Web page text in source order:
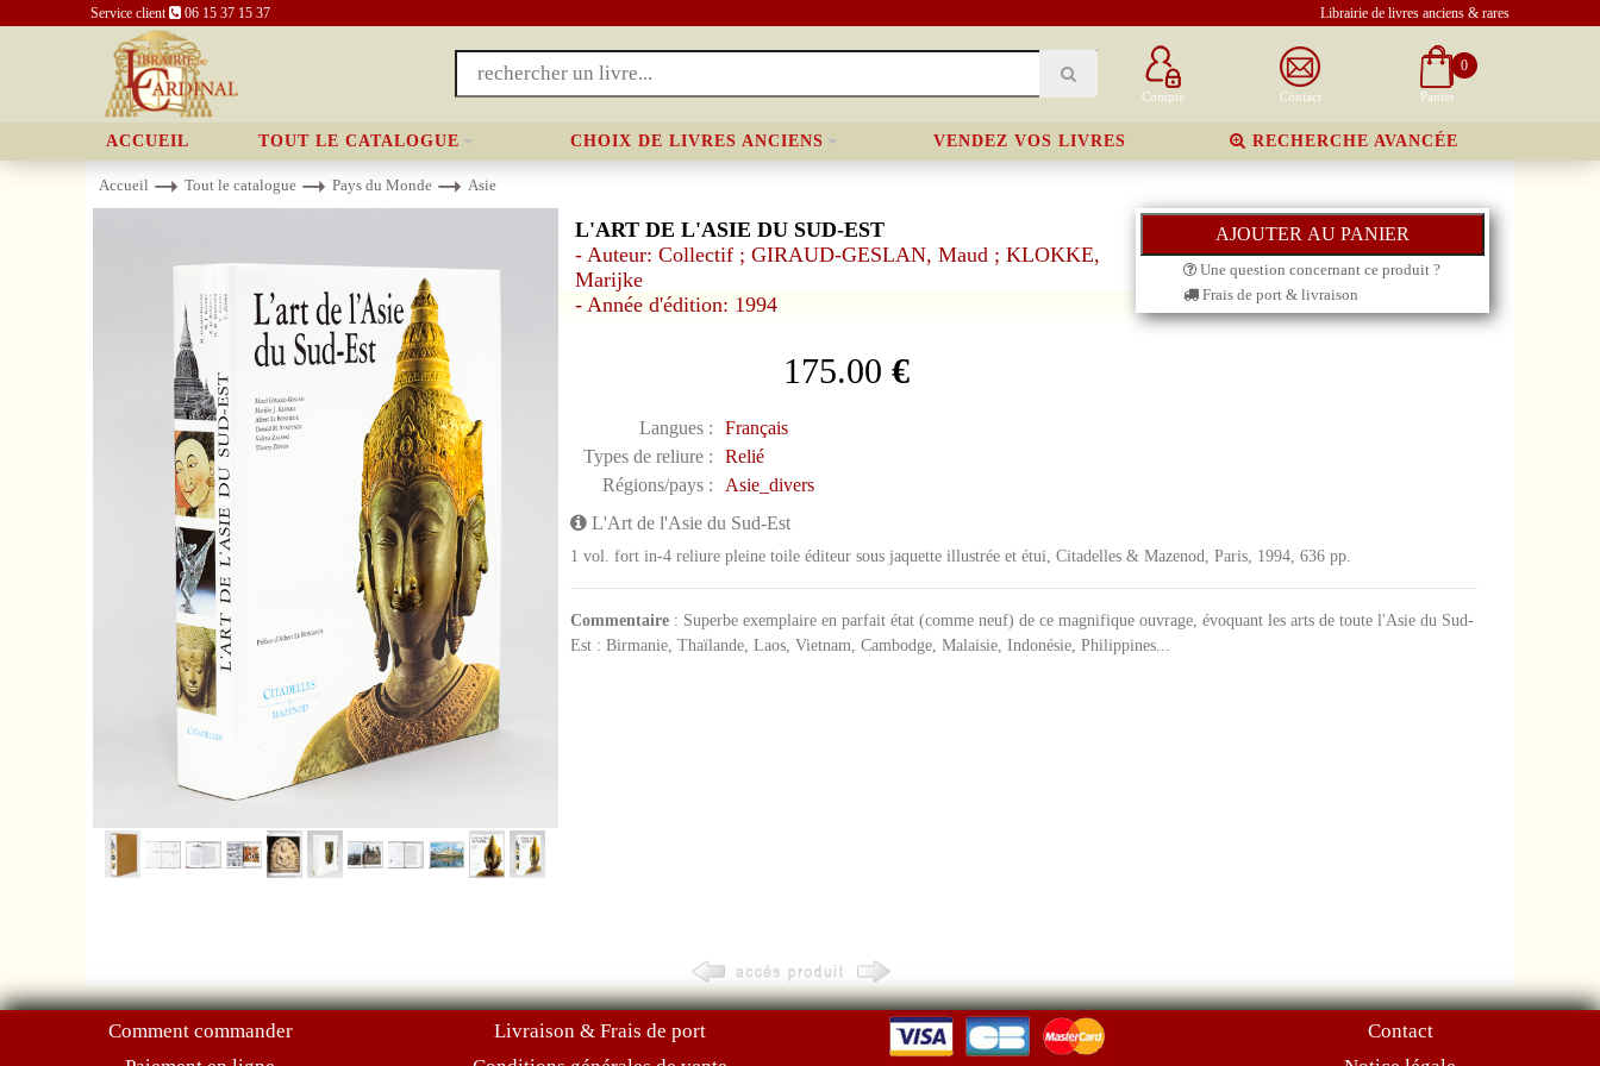
Service client 06 15 37 15 37 Librairie de livres anciens & rares
Compte Contact
0
Panier
ACCUEIL TOUT LE CATALOGUE CHOIX DE LIVRES ANCIENS VENDEZ VOS LIVRES RECHERCHE AVANCÉE
Accueil Tout le catalogue Pays du Monde Asie
L'ART DE L'ASIE DU SUD-EST
- Auteur: Collectif ; GIRAUD-GESLAN, Maud ; KLOKKE,
Marijke
- Année d'édition: 1994
175.00 €
Langues :
Français
Types de reliure :
Relié
Régions/pays :
Asie_divers
Une question concernant ce produit ?
Frais de port & livraison
L'Art de l'Asie du Sud-Est
1 vol. fort in-4 reliure pleine toile éditeur sous jaquette illustrée et étui, Citadelles & Mazenod, Paris, 1994, 636 pp.
Commentaire: Superbe exemplaire en parfait état (comme neuf) de ce magnifique ouvrage, évoquant les arts de toute l'Asie du Sud-
Est : Birmanie, Thaïlande, Laos, Vietnam, Cambodge, Malaisie, Indonésie, Philippines...
Comment commander
Livraison & Frais de port
Contact